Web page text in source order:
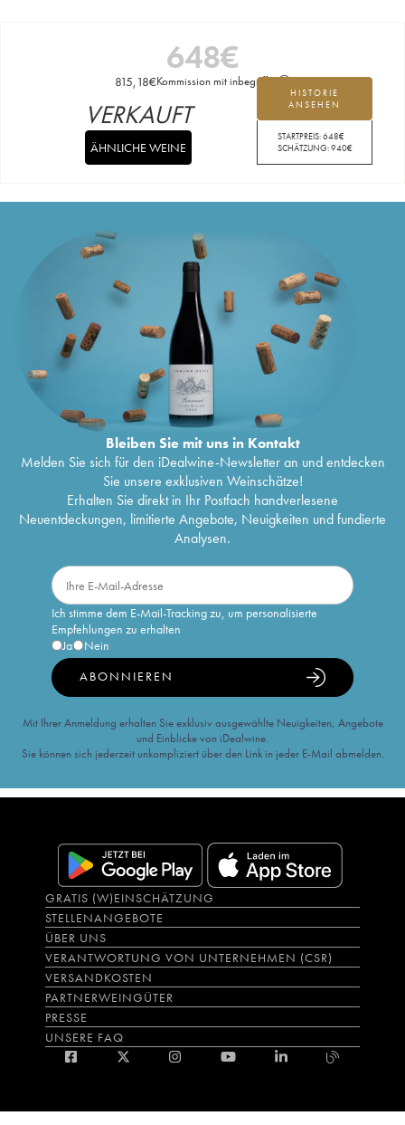
648€
815,18€Kommission mit inbegriffen
HISTORIE
ANSEHEN
STARTPREIS:648€
SCHÄTZUNG:940€
VERKAUFT
ÄHNLICHE WEINE
Bleiben Sie mit uns in Kontakt
Melden Sie sich für den iDealwine-Newsletter an und entdecken
Sie unsere exklusiven Weinschätze!
Erhalten Sie direkt in Ihr Postfach handverlesene
Neuentdeckungen, limitierte Angebote, Neuigkeiten und fundierte
Analysen.
Ich stimme dem E-Mail-Tracking zu, um personalisierte
Empfehlungen zu erhalten
Ja
Nein
ABONNIEREN
Mit Ihrer Anmeldung erhalten Sie exklusiv ausgewählte Neuigkeiten, Angebote
und Einblicke von iDealwine.
Sie können sich jederzeit unkompliziert über den Link in jeder E-Mail abmelden.
GRATIS (W)EINSCHÄTZUNG
STELLENANGEBOTE
ÜBER UNS
VERANTWORTUNG VON UNTERNEHMEN (CSR)
VERSANDKOSTEN
PARTNERWEINGÜTER
PRESSE
UNSERE FAQ